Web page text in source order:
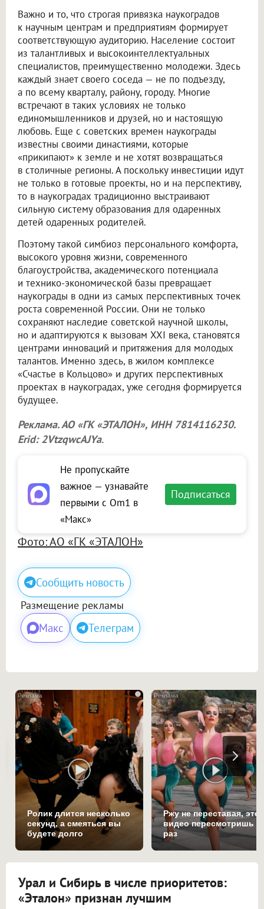
Важно и то, что строгая привязка наукоградов
к научным центрам и предприятиям формирует
соответствующую аудиторию. Население состоит
из талантливых и высокоинтеллектуальных
специалистов, преимущественно молодежи. Здесь
каждый знает своего соседа — не по подъезду,
а по всему кварталу, району, городу. Многие
встречают в таких условиях не только
единомышленников и друзей, но и настоящую
любовь. Еще с советских времен наукограды
известны своими династиями, которые
«прикипают» к земле и не хотят возвращаться
в столичные регионы. А поскольку инвестиции идут
не только в готовые проекты, но и на перспективу,
то в наукоградах традиционно выстраивают
сильную систему образования для одаренных
детей одаренных родителей.
Поэтому такой симбиоз персонального комфорта,
высокого уровня жизни, современного
благоустройства, академического потенциала
и технико-экономической базы превращает
наукограды в одни из самых перспективных точек
роста современной России. Они не только
сохраняют наследие советской научной школы,
но и адаптируются к вызовам XXI века, становятся
центрами инноваций и притяжения для молодых
талантов. Именно здесь, в жилом комплексе
«Счастье в Кольцово» и других перспективных
проектах в наукоградах, уже сегодня формируется
будущее.
Реклама. АО «ГК «ЭТАЛОН», ИНН 7814116230.
Erid: 2VtzqwcAJYa.
Не пропускайте
важное — узнавайте
первыми с Om1 в
«Макс»
Подписаться
Фото: АО «ГК «ЭТАЛОН»
Сообщить новость
Размещение рекламы
Макс Телеграм
i
Ролик длится несколько
секунд, а смеяться вы
будете долго
Ржу не переставая, это
видео пересмотришь
раз
Урал и Сибирь в числе приоритетов:
«Эталон» признан лучшим